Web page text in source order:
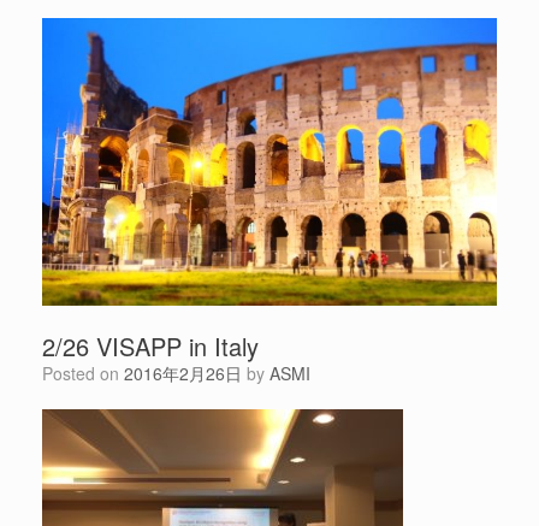
2/26 VISAPP in Italy
Posted on 2016年2月26日 by ASMI